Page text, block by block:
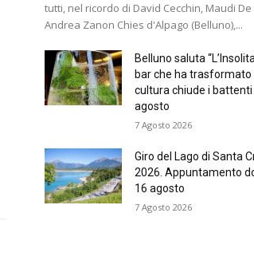
tutti, nel ricordo di David Cecchin, Maudi
Andrea Zanon Chies d'Alpago (Belluno),...
Belluno saluta
bar che ha
cultura chiude i battenti
agosto
7 Agosto 2026
Giro del Lago di Santa
2026. Appuntamento
16 agosto
7 Agosto 2026